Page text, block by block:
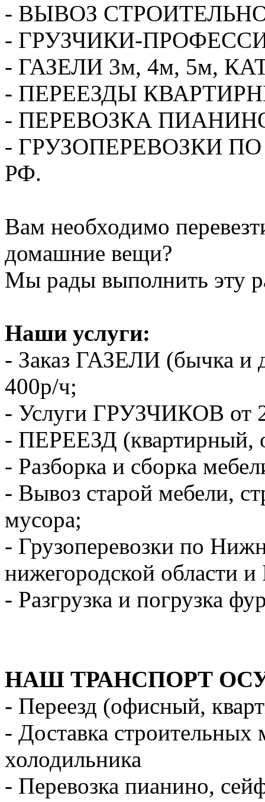
- ВЫВОЗ
- ГРУЗЧИКИ-
- ГАЗЕЛИ 3м, 4м, 5м,
- ПЕРЕЕЗДЫ
- ПЕРЕВОЗКА
- ГРУЗОПЕРЕВОЗКИ
РФ.
Вам необходимо
домашние вещи?
Мы рады выполнить эту
Наши услуги:
- Заказ ГАЗЕЛИ (бычка и
400р/ч;
- Услуги ГРУЗЧИКОВ от
- ПЕРЕЕЗД (квартирный,
- Разборка и сборка
- Вывоз старой мебели,
мусора;
- Грузоперевозки по
нижегородской области и
- Разгрузка и погрузка
НАШ ТРАНСПОРТ
- Переезд (офисный,
- Доставка
холодильника
- Перевозка пианино,